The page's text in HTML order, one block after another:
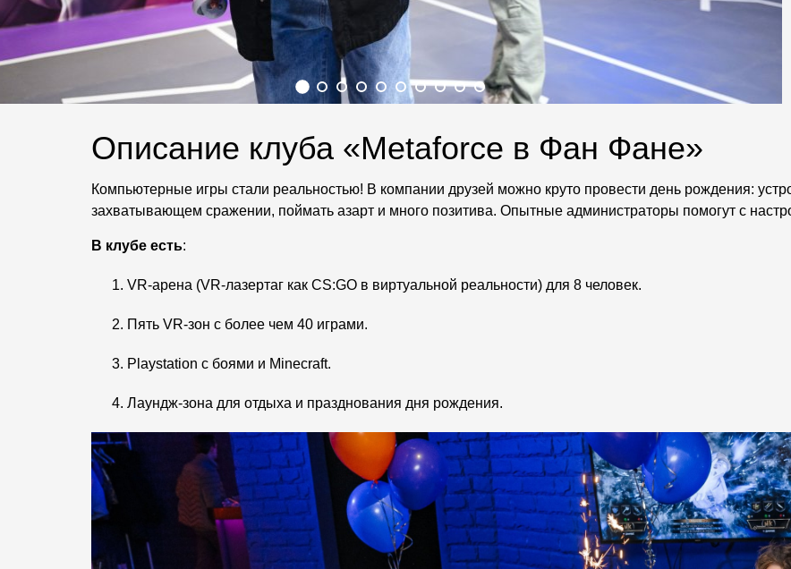
Описание клуба «Metaforce в Фан Фане»
Компьютерные игры стали реальностью! В компании друзей можно круто провести день рождения:
захватывающем сражении, поймать азарт и много позитива. Опытные администраторы помогут с
В клубе есть:
VR-арена (VR-лазертаг как CS:GO в виртуальной реальности) для 8 человек.
Пять VR-зон с более чем 40 играми.
Playstation с боями и Minecraft.
Лаундж-зона для отдыха и празднования дня рождения.